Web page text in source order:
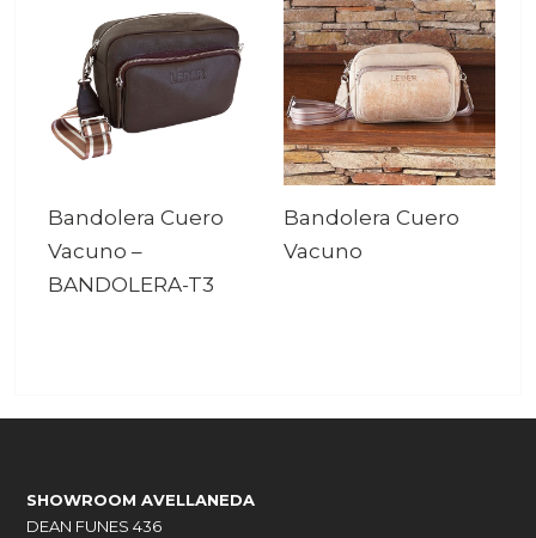
Bandolera Cuero
Vacuno –
BANDOLERA-T3
Bandolera Cuero
Vacuno
SHOWROOM AVELLANEDA
DEAN FUNES 436